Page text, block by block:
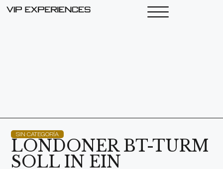
SIN CATEGORÍA
LONDONER BT-TURM
SOLL IN EIN